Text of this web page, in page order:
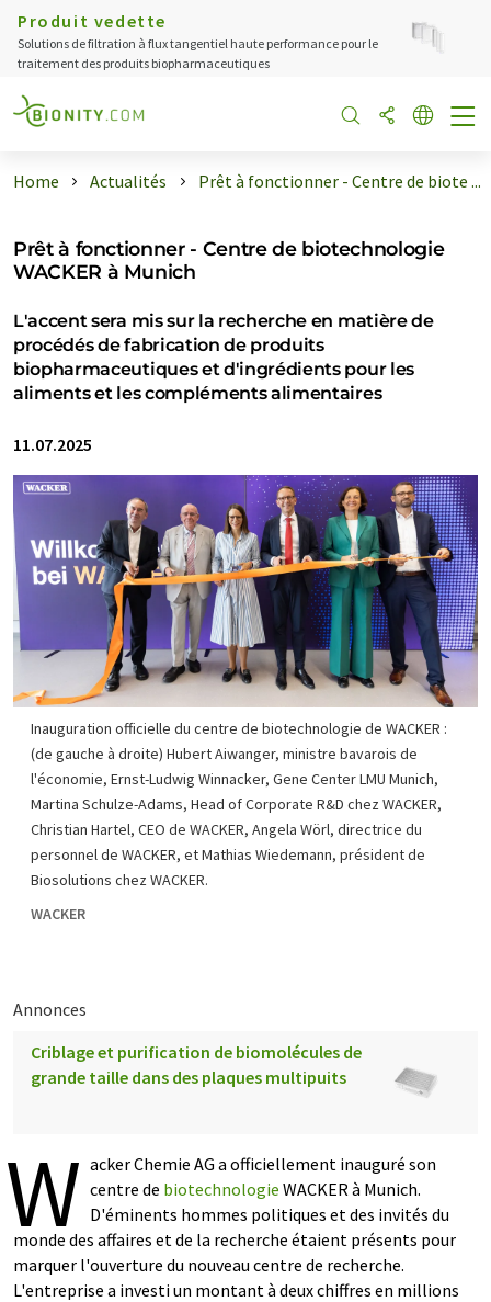
Produit vedette
Solutions de filtration à flux tangentiel haute performance pour le
traitement des produits biopharmaceutiques
Home Actualités Prêt à fonctionner - Centre de biote ...
Prêt à fonctionner - Centre de biotechnologie
WACKER à Munich
L'accent sera mis sur la recherche en matière de
procédés de fabrication de produits
biopharmaceutiques et d'ingrédients pour les
aliments et les compléments alimentaires
11.07.2025
Inauguration officielle du centre de biotechnologie de WACKER :
(de gauche à droite) Hubert Aiwanger, ministre bavarois de
l'économie, Ernst-Ludwig Winnacker, Gene Center LMU Munich,
Martina Schulze-Adams, Head of Corporate R&D chez WACKER,
Christian Hartel, CEO de WACKER, Angela Wörl, directrice du
personnel de WACKER, et Mathias Wiedemann, président de
Biosolutions chez WACKER.
WACKER
Annonces
Criblage et purification de biomolécules de
grande taille dans des plaques multipuits
W acker Chemie AG a officiellement inauguré son
centre de biotechnologie WACKER à Munich.
D'éminents hommes politiques et des invités du
monde des affaires et de la recherche étaient présents pour
marquer l'ouverture du nouveau centre de recherche.
L'entreprise a investi un montant à deux chiffres en millions